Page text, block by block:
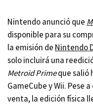
Nintendo anunció que
disponible para su
la emisión de Nintendo
solo incluirá una
Metroid Primeque salió
GameCube y Wii. Pese
venta, la edición física